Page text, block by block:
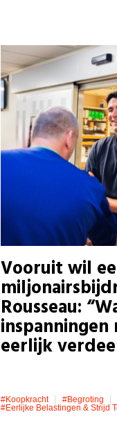
Vooruit wil
Rousseau:
inspanningen
eerlijk
#koopkracht
#Begroting
#eerlijke Belastingen & Strijd